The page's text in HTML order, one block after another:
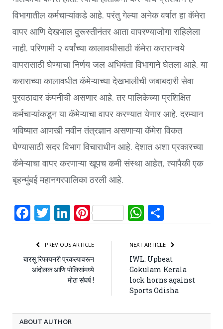
विभागातील कर्मचाऱ्यांकडे आहे. परंतु गेल्या अनेक वर्षात हा कॅमेरा
वापर आणि देखभाल दुरूस्तीनंतर आता वापरण्याजोगा राहिलेला
नाही. परिणामी २ वर्षांच्या कालावधीसाठी कॅमेरा करारान्वये
वापरासाठी घेण्याचा निर्णय जल अभियंता विभागाने घेतला आहे. या
कराराच्या कालावधीत कॅमेऱ्याच्या देखभालीची जबाबदारी सेवा
पुरवठादार कंपनीची असणार आहे. तर पालिकेच्या प्रशिक्षित
कर्मचाऱ्यांकडून या कॅमेऱ्याचा वापर करण्यात येणार आहे. दरम्यान
भविष्यात आणखी नवीन तंत्रज्ञान असणाऱ्या कॅमेरा विकत
घेण्यासाठी सदर विभाग विचाराधीन आहे. देशात अशा प्रकारच्या
कॅमेऱ्याचा वापर करणाऱ्या खूपच कमी संस्था आहेत, त्यापैकी एक
बृहन्मुंबई महानगरपालिका ठरली आहे.
Facebook
Twitter
LinkedIn
PinterestWhatsApp
PREVIOUS ARTICLE
बारसू रिफायनरी प्रकल्पावरून
आंदोलक आणि पोलिसांमध्ये
मोठा संघर्ष !
NEXT ARTICLE
IWL: Upbeat
Gokulam Kerala
lock horns against
Sports Odisha
ABOUT AUTHOR